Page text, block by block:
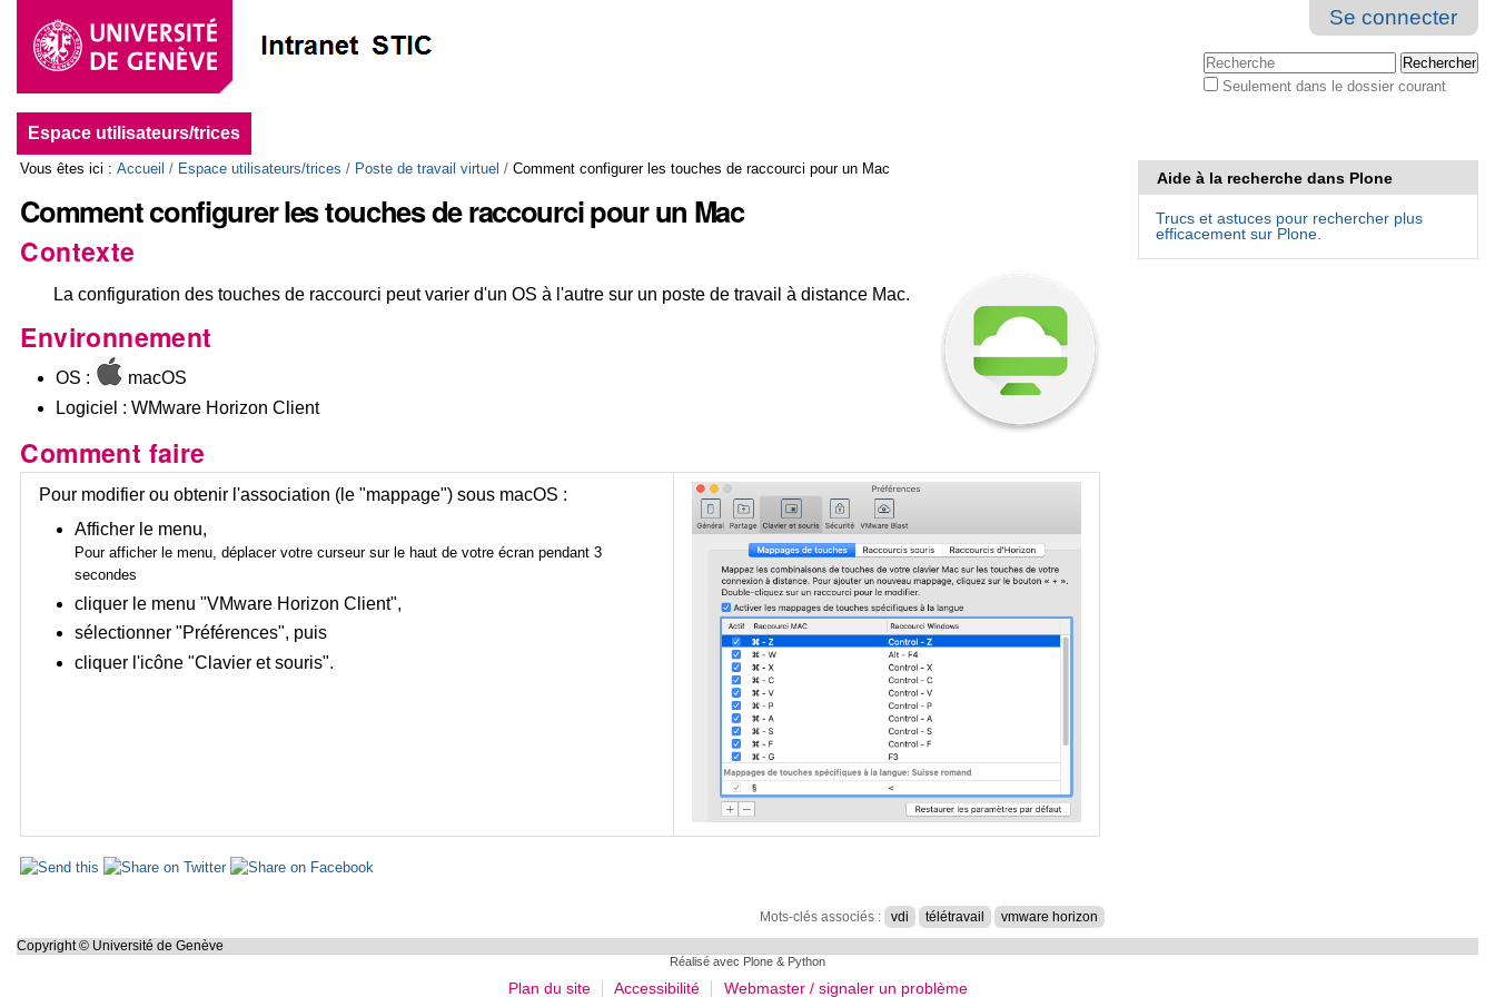
contenu.
à
la
navigation
personnels
Se connecter
Chercher par
Seulement dans le dossier courant
Espace utilisateurs/trices
Vous êtes ici : Accueil / Espace utilisateurs/trices / Poste de travail virtuel /Comment configurer les touches de raccourci pour un Mac
Comment configurer les touches de raccourci pour un Mac
Contexte
La configuration des touches de raccourci peut varier d'un OS à l'autre sur un poste de travail à distance Mac.
Environnement
OS :
macOS
Logiciel : WMware Horizon Client
Comment faire
Pour modifier ou obtenir l'association (le "mappage") sous macOS :
Afficher le menu,
Pour afficher le menu, déplacer votre curseur sur le haut de votre écran pendant 3
secondes
cliquer le menu "VMware Horizon Client",
sélectionner "Préférences", puis
cliquer l'icône "Clavier et souris".
Actions
document
Mots-clés associés : vdi télétravail vmware horizon
Aide à la recherche dans Plone
Trucs et astuces pour rechercher plus
efficacement sur Plone.
Copyright © Université de Genève
Réalisé avec Plone & Python
Plan du site Accessibilité Webmaster / signaler un problème